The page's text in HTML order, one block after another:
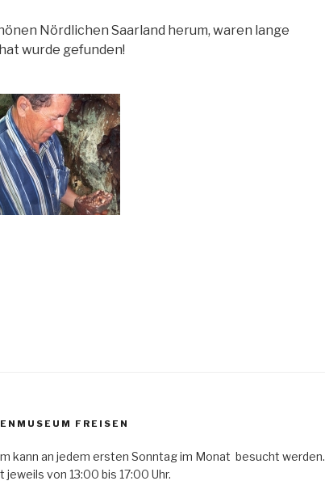
Nördlichen Saarland herum, waren lange
wurde gefunden!
FREISEN
kann an jedem ersten Sonntag im Monat besucht werden.
von 13:00 bis 17:00 Uhr.